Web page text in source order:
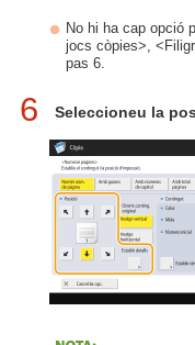
No hi ha cap opció
jocs còpies>,
pas 6.
6 Seleccioneu la